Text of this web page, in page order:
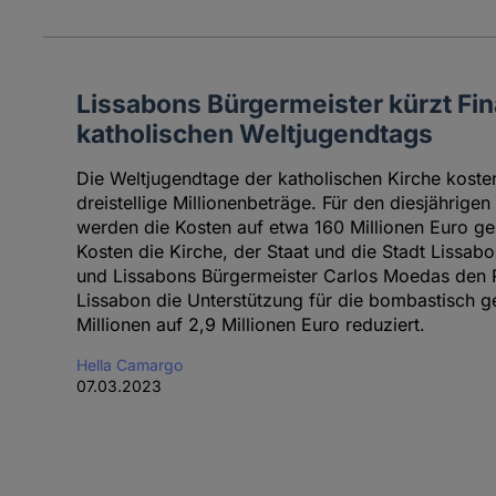
Lissabons Bürgermeister kürzt
katholischen Weltjugendtags
Die Weltjugendtage der katholischen Kirche
dreistellige Millionenbeträge. Für den
werden die Kosten auf etwa 160 Millionen Euro
Kosten die Kirche, der Staat und die Stadt
und Lissabons Bürgermeister Carlos Moedas den
Lissabon die Unterstützung für die bombastisch
Millionen auf 2,9 Millionen Euro reduziert.
Hella Camargo
07.03.2023